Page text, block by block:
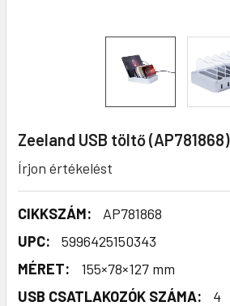
Zeeland USB töltő (AP781868)
Írjon értékelést
CIKKSZÁM:
AP781868
UPC:
5996425150343
MÉRET:
155×78×127 mm
USB CSATLAKOZÓK SZÁMA:
4